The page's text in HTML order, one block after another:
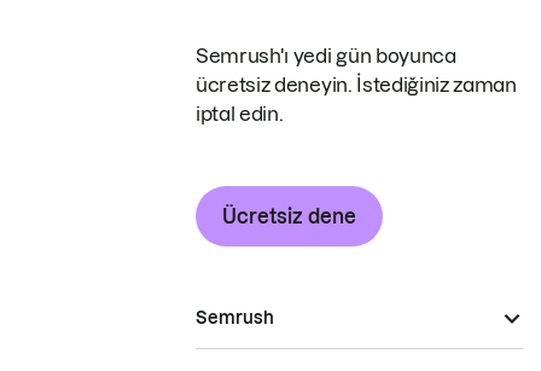
Semrush'ı yedi gün boyunca
ücretsiz deneyin. İstediğiniz zaman
iptal edin.
Ücretsiz dene
Semrush